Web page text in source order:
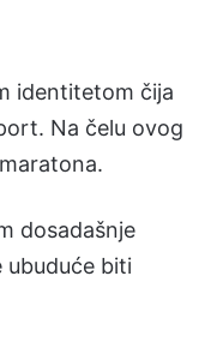
identitetom čija
Na čelu ovog
dosadašnje
ubuduće biti